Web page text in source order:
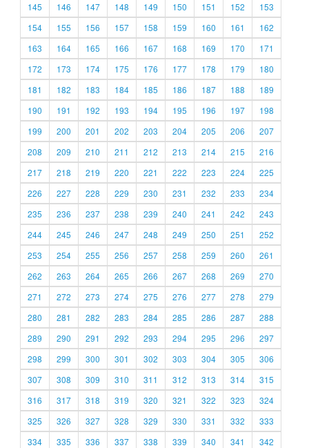
145
146 147 148 149 150 151 152
153
154
155 156 157 158 159 160 161
162
163
164 165 166 167 168 169 170
171
172
173 174 175 176 177 178 179
180
181
182 183 184 185 186 187 188
189
190
191 192 193 194 195 196 197
198
199
200 201 202 203 204 205 206
207
208
209 210 211 212 213 214 215
216
217
218 219 220 221 222 223 224
225
226
227 228 229 230 231 232 233
234
235
236 237 238 239 240 241 242
243
244
245 246 247 248 249 250 251
252
253
254 255 256 257 258 259 260
261
262
263 264 265 266 267 268 269
270
271
272 273 274 275 276 277 278
279
280
281 282 283 284 285 286 287
288
289
290 291 292 293 294 295 296
297
298
299 300 301 302 303 304 305
306
307
308 309 310 311 312 313 314
315
316
317 318 319 320 321 322 323
324
325
326 327 328 329 330 331 332
333
334
335 336 337 338 339 340 341 342